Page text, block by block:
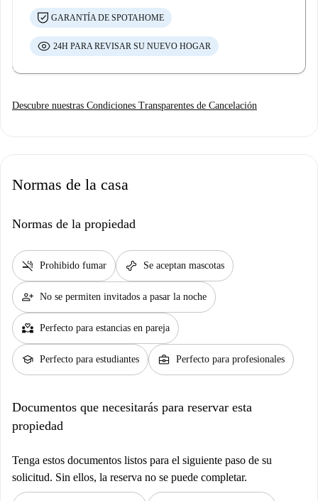
GARANTÍA DE SPOTAHOME
24H PARA REVISAR SU NUEVO HOGAR
Descubre nuestras Condiciones Transparentes de Cancelación
Normas de la casa
Normas de la propiedad
smoke_free Prohibido fumar pet_supplies Se aceptan mascotas
person_add No se permiten invitados a pasar la noche
partner_heart Perfecto para estancias en pareja
school Perfecto para estudiantes business_center Perfecto para profesionales
Documentos que necesitarás para reservar esta
propiedad
Tenga estos documentos listos para el siguiente paso de su
solicitud. Sin ellos, la reserva no se puede completar.